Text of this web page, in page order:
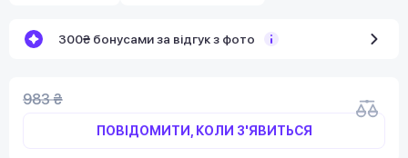
300₴ бонусами за відгук з фото
983 ₴
ПОВІДОМИТИ, КОЛИ З'ЯВИТЬСЯ